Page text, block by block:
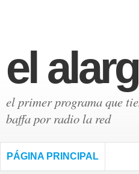
el
el primer programa que
baffa por radio la red
PÁGINA PRINCIPAL